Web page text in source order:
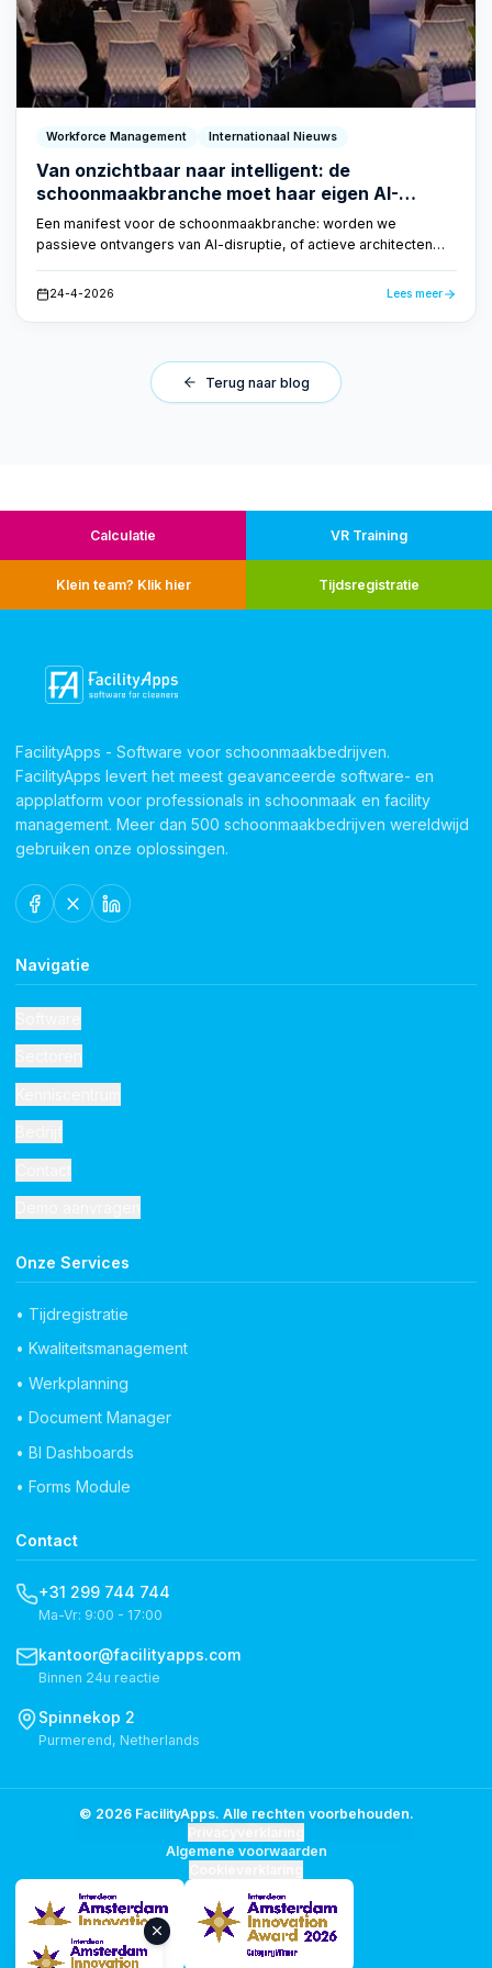
Workforce Management Internationaal Nieuws
Van onzichtbaar naar intelligent: de
schoonmaakbranche moet haar eigen AI-
toekomst vormgeven
Een manifest voor de schoonmaakbranche: worden we
passieve ontvangers van AI-disruptie, of actieve architecten
manifest voor het volgende decennium.
24-4-2026 Lees meer
Terug naar blog
Calculatie VR Training
Klein team? Klik hier Tijdsregistratie
FacilityApps - Software voor schoonmaakbedrijven.
FacilityApps levert het meest geavanceerde software- en
appplatform voor professionals in schoonmaak en facility
management. Meer dan 500 schoonmaakbedrijven wereldwijd
gebruiken onze oplossingen.
Navigatie
Onze Services
• Tijdregistratie
• Kwaliteitsmanagement
• Werkplanning
• Document Manager
• BI Dashboards
• Forms Module
Contact
+31 299 744 744
Ma-Vr: 9:00 - 17:00
kantoor@facilityapps.com
Binnen 24u reactie
Spinnekop 2
Purmerend, Netherlands
© 2026 FacilityApps. Alle rechten voorbehouden.
Algemene voorwaarden